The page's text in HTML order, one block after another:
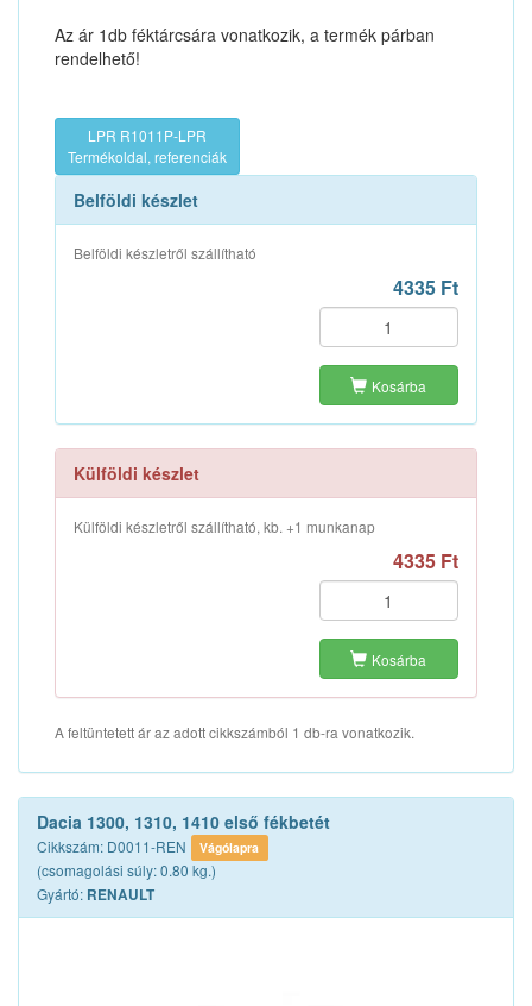
Az ár 1db féktárcsára vonatkozik, a termék párban
rendelhető!
LPR R1011P-LPR
Termékoldal, referenciák
Belföldi készlet
Belföldi készletről szállítható
4335 Ft
Kosárba
Külföldi készlet
Külföldi készletről szállítható, kb. +1 munkanap
4335 Ft
Kosárba
A feltüntetett ár az adott cikkszámból 1 db-ra vonatkozik.
Dacia 1300, 1310, 1410 első fékbetét
Cikkszám: D0011-REN Vágólapra
(csomagolási súly: 0.80 kg.)
Gyártó: RENAULT